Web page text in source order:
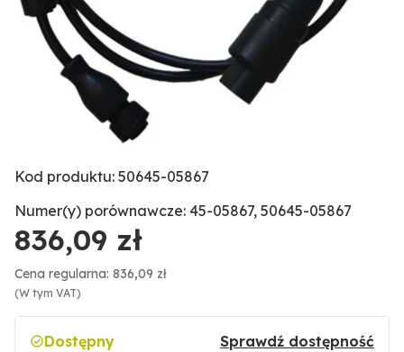
Kod produktu: 50645-05867
Numer(y) porównawcze: 45-05867, 50645-05867
836,09 zł
Cena regularna: 836,09 zł
(W tym VAT)
Dostępny Sprawdź dostępność